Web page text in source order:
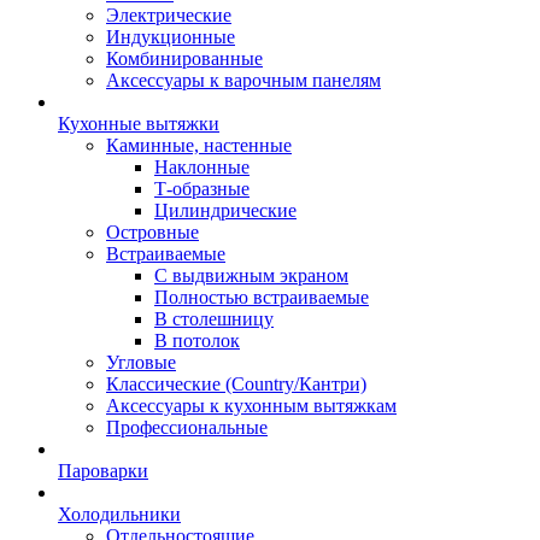
Электрические
Индукционные
Комбинированные
Аксессуары к варочным панелям
Кухонные вытяжки
Каминные, настенные
Наклонные
Т-образные
Цилиндрические
Островные
Встраиваемые
С выдвижным экраном
Полностью встраиваемые
В столешницу
В потолок
Угловые
Классические (Country/Кантри)
Аксессуары к кухонным вытяжкам
Профессиональные
Пароварки
Холодильники
Отдельностоящие